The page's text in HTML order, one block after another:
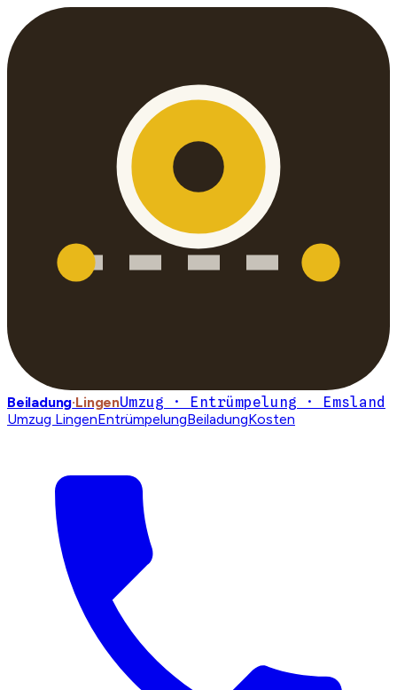
Beiladung·LingenUmzug · Entrümpelung · Emsland
Umzug LingenEntrümpelungBeiladungKosten